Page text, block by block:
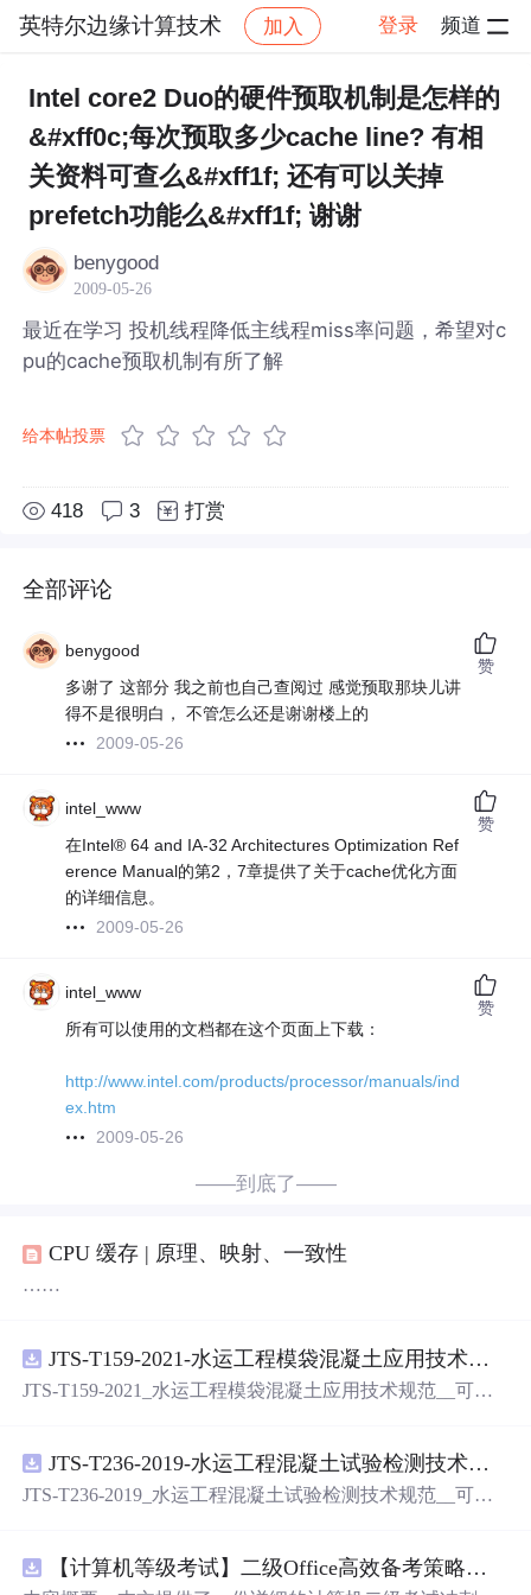
英特尔边缘计算技术 加入 登录 频道
社区 英特尔边缘计算技术 帖子详情
Intel core2 Duo的硬件预取机制是怎样的
&#xff0c;每次预取多少cache line? 有相
关资料可查么&#xff1f; 还有可以关掉
prefetch功能么&#xff1f; 谢谢
benygood
2009-05-26
最近在学习 投机线程降低主线程miss率问题，希望对c
pu的cache预取机制有所了解
给本帖投票
418 3 打赏
全部评论
benygood
多谢了 这部分 我之前也自己查阅过 感觉预取那块儿讲
得不是很明白， 不管怎么还是谢谢楼上的
2009-05-26
赞
intel_www
在Intel® 64 and IA-32 Architectures Optimization Ref
erence Manual的第2，7章提供了关于cache优化方面
的详细信息。
2009-05-26
赞
intel_www
所有可以使用的文档都在这个页面上下载：
http://www.intel.com/products/processor/manuals/ind
ex.htm
2009-05-26
赞
——到底了——
CPU 缓存 | 原理、映射、一致性
……
JTS-T159-2021-水运工程模袋混凝土应用技术规范-可搜索.pdf
JTS-T159-2021_水运工程模袋混凝土应用技术规范__可搜
JTS-T236-2019-水运工程混凝土试验检测技术规范-可搜索.pdf
JTS-T236-2019_水运工程混凝土试验检测技术规范__可搜
【计算机等级考试】二级Office高效备考策略：分阶段复习计划与考场时间分配优化方案